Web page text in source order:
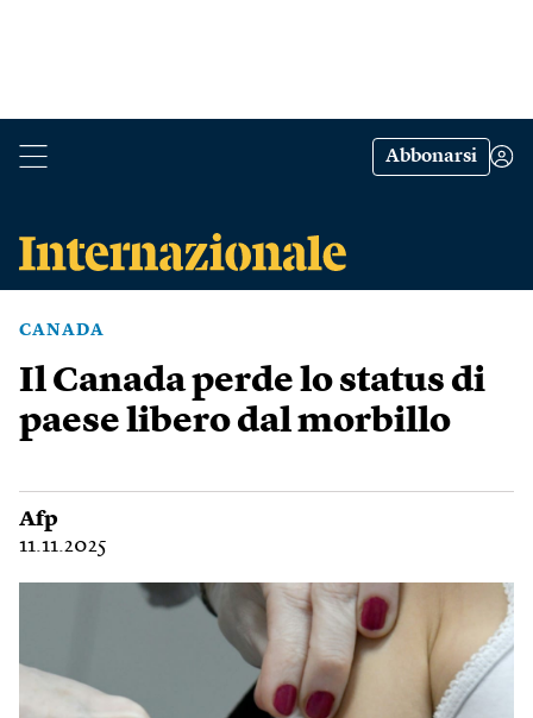
Abbonarsi
CANADA
Il Canada perde lo status di
paese libero dal morbillo
Afp
11.11.2025